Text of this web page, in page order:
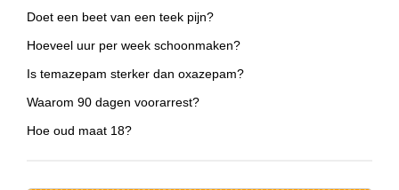
Doet een beet van een teek pijn?
Hoeveel uur per week schoonmaken?
Is temazepam sterker dan oxazepam?
Waarom 90 dagen voorarrest?
Hoe oud maat 18?